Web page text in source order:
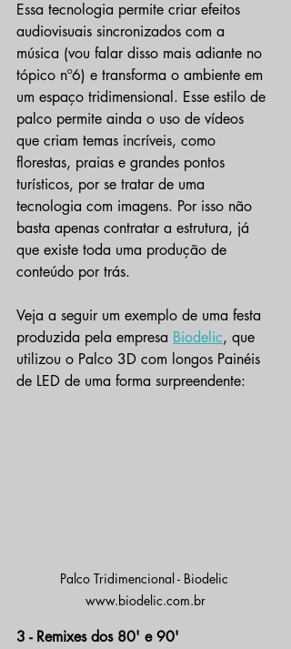
Essa tecnologia permite criar efeitos
audiovisuais sincronizados com a
música (vou falar disso mais adiante no
tópico nº6) e transforma o ambiente em
um espaço tridimensional. Esse estilo de
palco permite ainda o uso de vídeos
que criam temas incríveis, como
florestas, praias e grandes pontos
turísticos, por se tratar de uma
tecnologia com imagens. Por isso não
basta apenas contratar a estrutura, já
que existe toda uma produção de
conteúdo por trás.
Veja a seguir um exemplo de uma festa
produzida pela empresa Biodelic, que
utilizou o Palco 3D com longos Painéis
de LED de uma forma surpreendente:
Palco Tridimencional - Biodelic
www.biodelic.com.br
3 - Remixes dos 80' e 90'